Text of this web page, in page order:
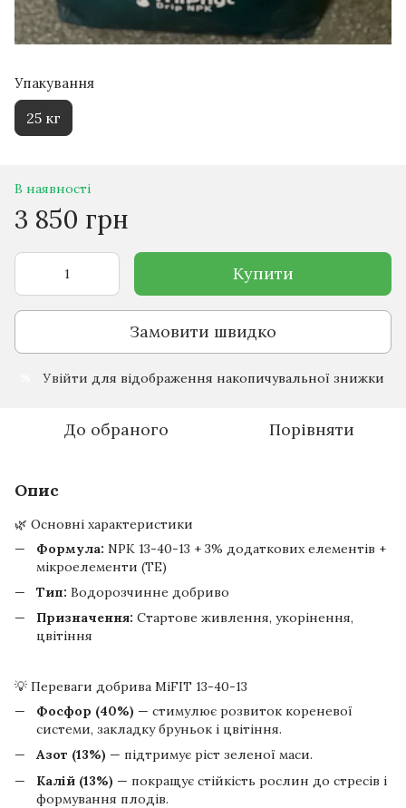
Упакування
25 кг
В наявності
3 850 грн
Купити
Замовити швидко
Увійти для відображення накопичувальної знижки
До обраного Порівняти
Опис
🌿 Основні характеристики
Формула: NPK 13-40-13 + 3% додаткових елементів +
мікроелементи (TE)
Тип: Водорозчинне добриво
Призначення: Стартове живлення, укорінення,
цвітіння
💡 Переваги добрива MiFIT 13-40-13
Фосфор (40%) — стимулює розвиток кореневої
системи, закладку бруньок і цвітіння.
Азот (13%) — підтримує ріст зеленої маси.
Калій (13%) — покращує стійкість рослин до стресів і
формування плодів.